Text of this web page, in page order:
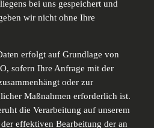
bei uns gespeichert und
wir nicht ohne Ihre
erfolgt auf Grundlage von
sofern Ihre Anfrage mit der
oder zur
Maßnahmen erforderlich ist.
die Verarbeitung auf unserem
effektiven Bearbeitung der an